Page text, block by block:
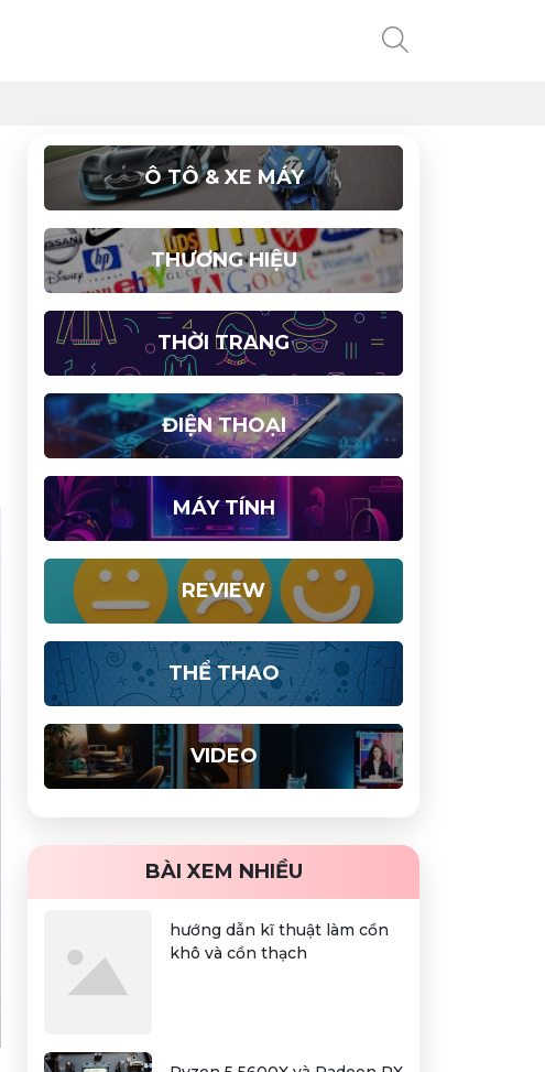
Ô TÔ & XE MÁY
THƯƠNG HIỆU
THỜI TRANG
ĐIỆN THOẠI
MÁY TÍNH
REVIEW
THỂ THAO
VIDEO
BÀI XEM NHIỀU
hướng dẫn kĩ thuật làm cồn
khô và cồn thạch